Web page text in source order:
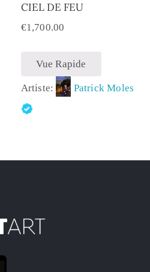
CIEL DE FEU
€1,700.00
Vue Rapide
Artiste: Patrick Moles